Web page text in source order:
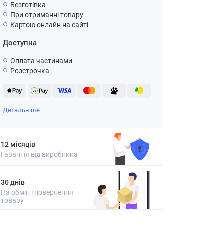
Безготівка
При отриманні товару
Картою онлайн на сайті
Доступна
Оплата частинами
Розстрочка
Детальніше
12 місяців
Гарантія від виробника
30 днів
На обмін і повернення
товару